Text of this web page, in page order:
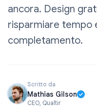
ancora. Design
risparmiare tempo
completamento.
Scritto da
Mathias Gilson
CEO, Qualtir